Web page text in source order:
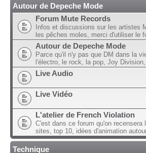
Autour de Depeche Mode
Forum Mute Records
Infos et discussions sur les artistes
les pêches moles, merci d'utiliser le
Autour de Depeche Mode
Parce qu'il n'y pas que DM dans la
l'électro, le rock, la pop, Joy
Live Audio
Live Vidéo
L'atelier de French Violation
C'est dans ce forum qu'on
sites, top 10, idées d'animation
Technique